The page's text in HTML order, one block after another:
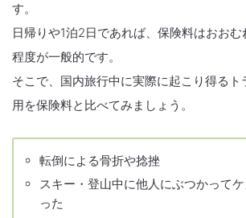
す。
日帰りや1泊2日であれば、保険料はおお
程度が一般的です。
そこで、国内旅行中に実際に起こり得る
用を保険料と比べてみましょう。
転倒による骨折や捻挫
スキー・登山中に他人にぶつかって
った